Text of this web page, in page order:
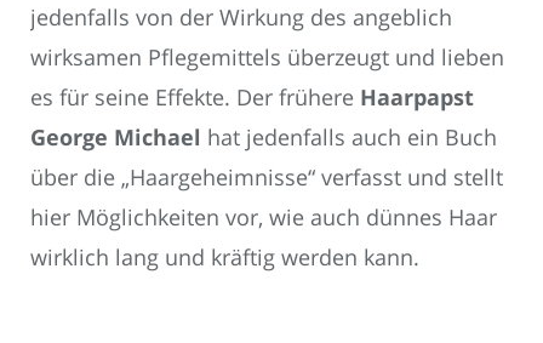
jedenfalls von der Wirkung des angeblich
wirksamen Pflegemittels überzeugt und lieben
es für seine Effekte. Der frühere Haarpapst
George Michael hat jedenfalls auch ein Buch
über die „Haargeheimnisse“ verfasst und stellt
hier Möglichkeiten vor, wie auch dünnes Haar
wirklich lang und kräftig werden kann.